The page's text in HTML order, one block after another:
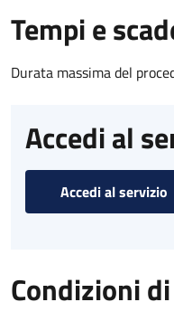
Tempi e
Durata massima del
Accedi al
Accedi al servizio
Condizioni